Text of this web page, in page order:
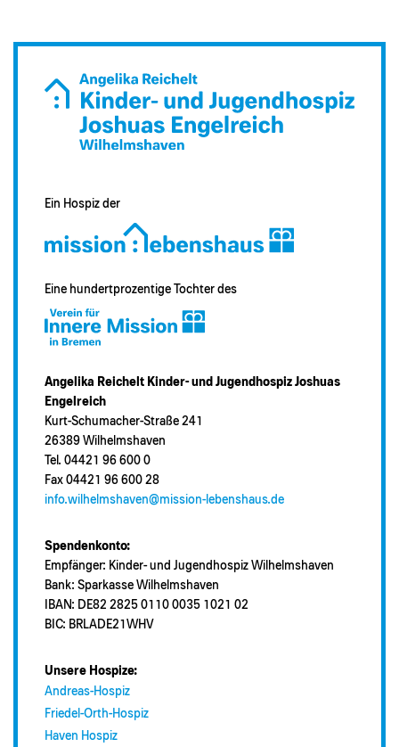
Ein Hospiz der
Eine hundertprozentige Tochter des
Angelika Reichelt Kinder- und Jugendhospiz Joshuas
Engelreich
Kurt-Schumacher-Straße 241
26389 Wilhelmshaven
Tel. 04421 96 600 0
Fax 04421 96 600 28
info.wilhelmshaven@mission-lebenshaus.de
Spendenkonto:
Empfänger: Kinder- und Jugendhospiz Wilhelmshaven
Bank: Sparkasse Wilhelmshaven
IBAN: DE82 2825 0110 0035 1021 02
BIC: BRLADE21WHV
Unsere Hospize:
Andreas-Hospiz
Friedel-Orth-Hospiz
Haven Hospiz